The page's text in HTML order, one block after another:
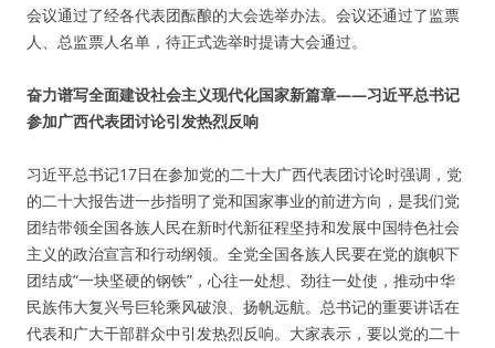
会议通过了经各代表团酝酿的大会选举办法。会议还通过了监票
人、总监票人名单，待正式选举时提请大会通过。
奋力谱写全面建设社会主义现代化国家新篇章——习近平总书记
参加广西代表团讨论引发热烈反响
习近平总书记17日在参加党的二十大广西代表团讨论时强调，党
的二十大报告进一步指明了党和国家事业的前进方向，是我们党
团结带领全国各族人民在新时代新征程坚持和发展中国特色社会
主义的政治宣言和行动纲领。全党全国各族人民要在党的旗帜下
团结成“一块坚硬的钢铁”，心往一处想、劲往一处使，推动中华
民族伟大复兴号巨轮乘风破浪、扬帆远航。总书记的重要讲话在
代表和广大干部群众中引发热烈反响。大家表示，要以党的二十